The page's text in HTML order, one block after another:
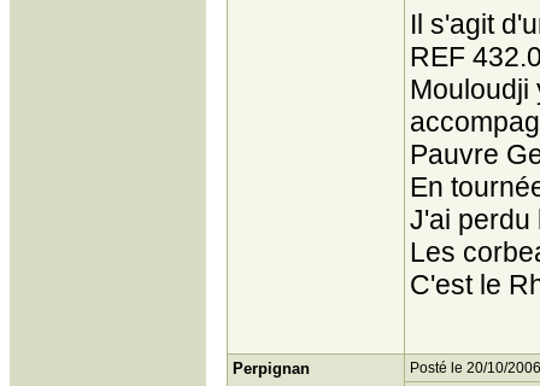
Il s'agit
REF
Mouloudji
Pauvre
En
J'ai perdu
Les
C'est le
Perpignan Posté le 20/10/